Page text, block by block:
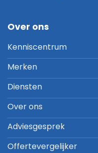
Over ons
Kenniscentrum
Merken
Diensten
Over ons
Adviesgesprek
Offertevergelijker